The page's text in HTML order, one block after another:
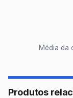
Média da
Produtos